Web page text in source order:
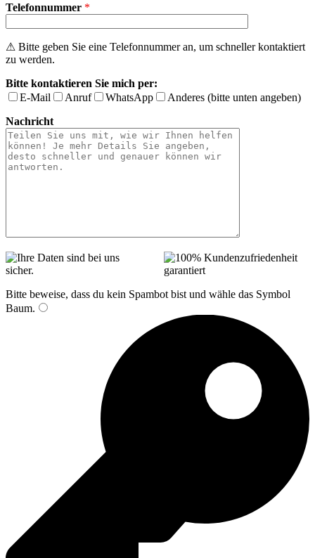
Telefonnummer *
⚠ Bitte geben Sie eine Telefonnummer an, um schneller kontaktiert
zu werden.
Bitte kontaktieren Sie mich per:
E-Mail
Anruf WhatsApp
Anderes (bitte unten angeben)
Nachricht
Bitte beweise, dass du kein Spambot bist und wähle das Symbol
Baum.